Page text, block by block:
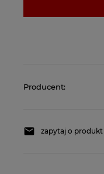
Producent:
zapytaj o produkt